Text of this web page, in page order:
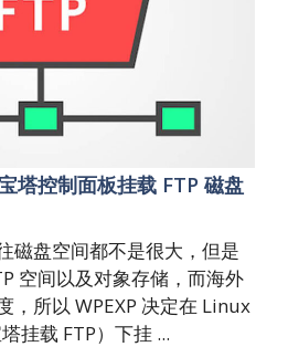
塔控制面板挂载 FTP 磁盘
磁盘空间都不是很大，但是
空间以及对象存储，而海外
，所以 WPEXP 决定在 Linux
挂载 FTP）下挂 ...